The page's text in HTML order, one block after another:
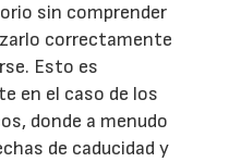
sin comprender
correctamente
Esto es
en el caso de los
donde a menudo
de caducidad y